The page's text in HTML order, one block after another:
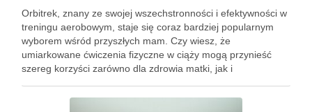
Orbitrek, znany ze swojej wszechstronności i efektywności w
treningu aerobowym, staje się coraz bardziej popularnym
wyborem wśród przyszłych mam. Czy wiesz, że
umiarkowane ćwiczenia fizyczne w ciąży mogą przynieść
szereg korzyści zarówno dla zdrowia matki, jak i
treningowy, dostosowany do indywidualnych potrzeb, może